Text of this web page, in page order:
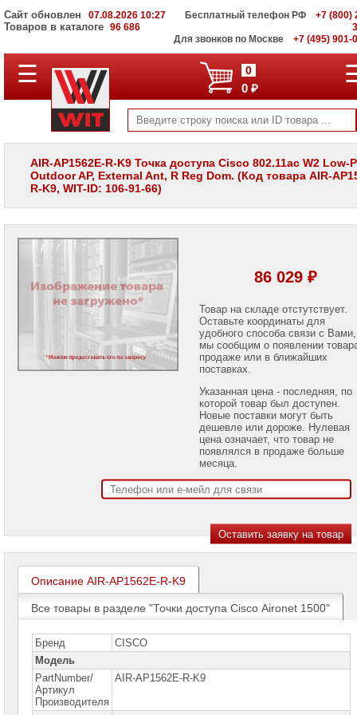
Сайт обновлен 07.08.2026 10:27
Товаров в каталоге 96 686
Бесплатный телефон РФ
+7 (800)
Для звонков по Москве
+7 (495) 901-
ПОЛНЫЙ
КАТАЛОГ
Корпоративные
серверы
WIT
Системы
хранения
данных
Мониторы
LCD
панели
проекторов
Принтеры
Серверы
Brand
Пассивное
сетевое
оборудование
Активное
☰ 0
0 ₽
AIR-AP1562E-R-K9 Точка доступа Cisco 802.11ac W2 Low-
Outdoor AP, External Ant, R Reg Dom. (Код товара AIR-
R-K9, WIT-ID: 106-91-66)
86 029 ₽
Товар на складе отстутствует.
Оставьте координаты для
удобного способа связи с Вами,
мы сообщим о появлении
продаже или в ближайших
поставках.
Указанная цена - последняя, по
которой товар был доступен.
Новые поставки могут быть
дешевле или дороже. Нулевая
цена означает, что товар не
появлялся в продаже больше
месяца.
Описание AIR-AP1562E-R-K9
Все товары в разделе "Точки доступа Cisco Aironet 1500"
Бренд
CISCO
Модель
PartNumber/
Артикул
Производителя
AIR-AP1562E-R-K9